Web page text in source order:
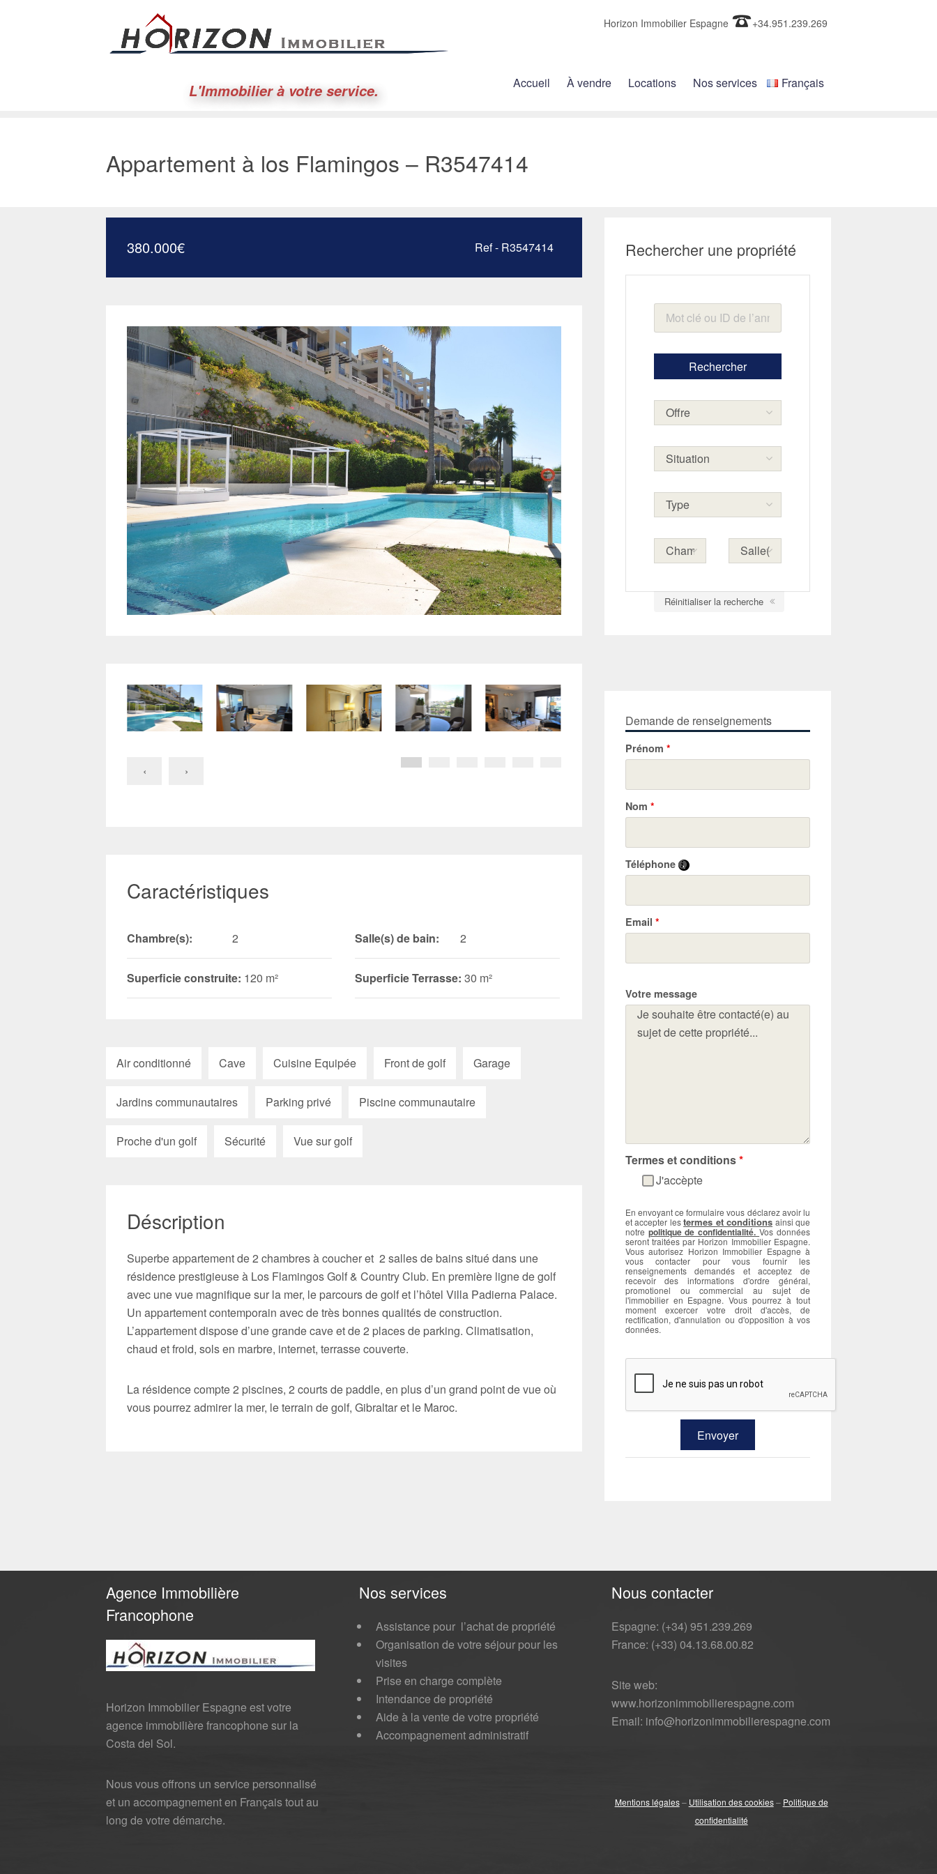
L'Immobilier à votre service. Accueil À vendre Locations Nos services Français
Horizon Immobilier Espagne +34.951.239.269
Appartement à los Flamingos – R3547414
380.000€ Ref - R3547414
‹ ›
Caractéristiques
Chambre(s): 2 Salle(s) de bain: 2
Superficie construite: 120 m² Superficie Terrasse: 30 m²
Air conditionné Cave Cuisine Equipée Front de golf Garage
Jardins communautaires Parking privé Piscine communautaire
Proche d'un golf Sécurité Vue sur golf
Déscription
Superbe appartement de 2 chambres à coucher et 2 salles de bains situé dans une
résidence prestigieuse à Los Flamingos Golf & Country Club. En première ligne de golf
avec une vue magnifique sur la mer, le parcours de golf et l’hôtel Villa Padierna Palace.
Un appartement contemporain avec de très bonnes qualités de construction.
L’appartement dispose d’une grande cave et de 2 places de parking. Climatisation,
chaud et froid, sols en marbre, internet, terrasse couverte.
La résidence compte 2 piscines, 2 courts de paddle, en plus d’un grand point de vue où
vous pourrez admirer la mer, le terrain de golf, Gibraltar et le Maroc.
Rechercher une propriété
Réinitialiser la recherche
Demande de renseignements
Prénom *
Nom *
Téléphone
Email *
Votre message
Termes et conditions*
J'accèpte
En envoyant ce formulaire vous déclarez avoir lu
et accepter lestermes et conditions ainsi que
notre politique de confidentialité.Vos données
seront traitées par Horizon Immobilier Espagne.
Vous autorisez Horizon Immobilier Espagne à
vous contacter pour vous fournir les
renseignements demandés et acceptez de
recevoir des informations d'ordre général,
promotionel ou commercial au sujet de
l'immobilier en Espagne. Vous pourrez à tout
moment excercer votre droit d'accès, de
rectification, d'annulation ou d'opposition à vos
données.
Agence Immobilière
Francophone
Horizon Immobilier Espagne est votre
agence immobilière francophone sur la
Costa del Sol.
Nous vous offrons un service personnalisé
et un accompagnement en Français tout au
long de votre démarche.
Nos services
Assistance pour l’achat de propriété
Organisation de votre séjour pour les
visites
Prise en charge complète
Intendance de propriété
Aide à la vente de votre propriété
Accompagnement administratif
Nous contacter
Espagne: (+34) 951.239.269
France: (+33) 04.13.68.00.82
Site web:
www.horizonimmobilierespagne.com
Email: info@horizonimmobilierespagne.com
Mentions légales– Utilisation des cookies– Politique de
confidentialité